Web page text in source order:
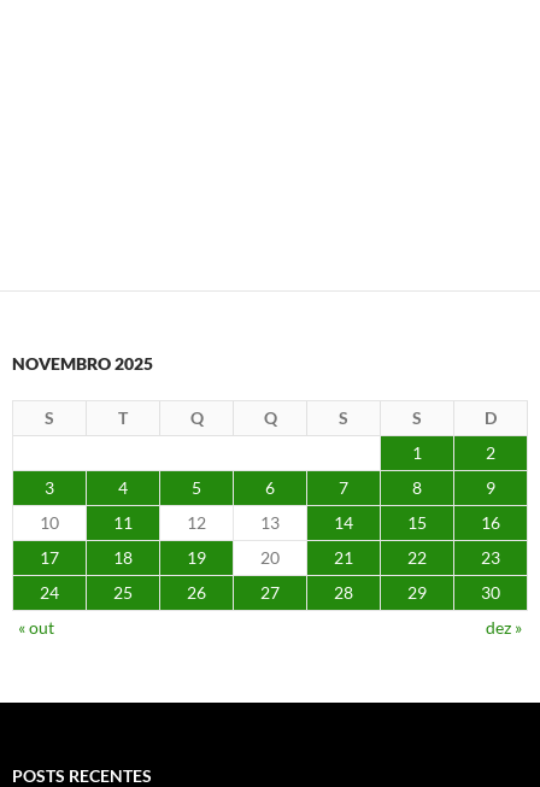
NOVEMBRO 2025
S T Q Q S S
D
1
2
3
4 5 6 7 8
9
10
11 12 13 14 15
16
17
18 19 20 21 22
23
24
25 26 27 28 29
30
« out
dez »
POSTS RECENTES